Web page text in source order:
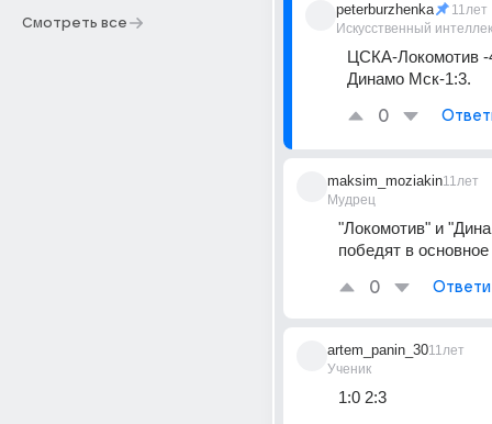
Смотреть все
peterburzhenka
Искусственный
11лет
ЦСКА-Локомотив -
Динамо Мск-1:3.
0
maksim_moziakin
Мудрец
11лет
"Локомотив" и
победят в
0
artem_panin_30
Ученик
11лет
1:0 2:3